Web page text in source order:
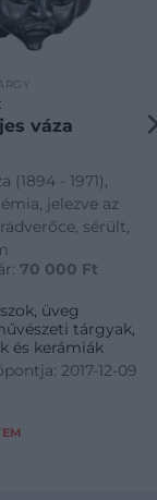
váza
(1894 - 1971),
jelezve az
sérült,
70 000 Ft
üveg
tárgyak,
és kerámiák
2017-12-09